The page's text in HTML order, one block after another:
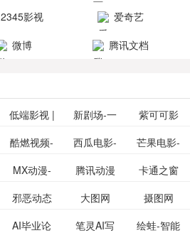
等全新电
影，是影
卓破解软件
分享与下
载！旨在打
件共享站、
资源
2345影视
大全
爱奇艺
VIP会员
微博 腾讯文档
低端影视 |
免费高清
在线电影
新剧场-一
个网盘资
源分享小
紫可可影
视-紫可可,
免费提供
更多>>
酷燃视频-
致力于打
造中国领
西瓜电影-
西瓜视频
网站电影
芒果电影-
芒果TV网
站电影频
更多>>
MX动漫-
最新最全
腾讯动漫
频道
卡通之窗
更多>>
邪恶动态
图片大全
大图网
摄图网
更多>>
AI毕业论 笔灵AI写 绘蛙-智能